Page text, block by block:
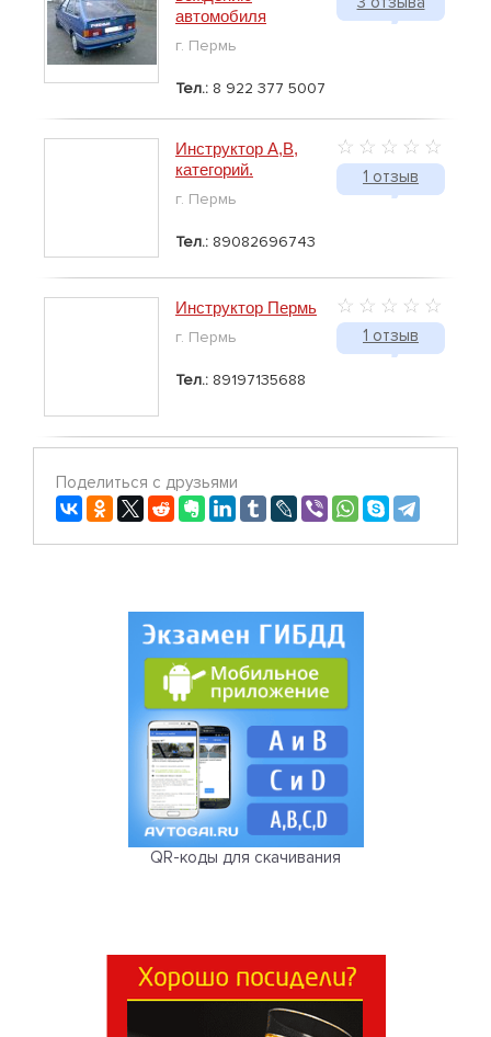
автомобиля
г. Пермь
Тел.: 8 922 377 5007
1 отзыв
Инструктор А,В,
категорий.
г. Пермь
Тел.: 89082696743
1 отзыв
Инструктор Пермь
г. Пермь
Тел.: 89197135688
Поделиться с друзьями
QR-коды для скачивания